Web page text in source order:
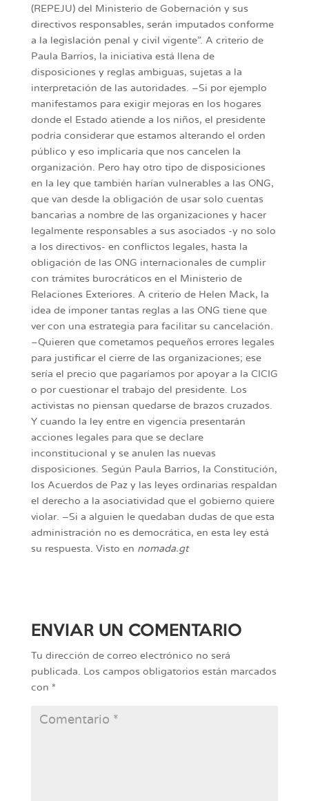
(REPEJU) del Ministerio de Gobernación y sus
directivos responsables, serán imputados conforme
a la legislación penal y civil vigente”. A criterio de
Paula Barrios, la iniciativa está llena de
disposiciones y reglas ambiguas, sujetas a la
interpretación de las autoridades. –Si por ejemplo
manifestamos para exigir mejoras en los hogares
donde el Estado atiende a los niños, el presidente
podría considerar que estamos alterando el orden
público y eso implicaría que nos cancelen la
organización. Pero hay otro tipo de disposiciones
en la ley que también harían vulnerables a las ONG,
que van desde la obligación de usar solo cuentas
bancarias a nombre de las organizaciones y hacer
legalmente responsables a sus asociados -y no solo
a los directivos- en conflictos legales, hasta la
obligación de las ONG internacionales de cumplir
con trámites burocráticos en el Ministerio de
Relaciones Exteriores. A criterio de Helen Mack, la
idea de imponer tantas reglas a las ONG tiene que
ver con una estrategia para facilitar su cancelación.
–Quieren que cometamos pequeños errores legales
para justificar el cierre de las organizaciones; ese
sería el precio que pagaríamos por apoyar a la CICIG
o por cuestionar el trabajo del presidente. Los
activistas no piensan quedarse de brazos cruzados.
Y cuando la ley entre en vigencia presentarán
acciones legales para que se declare
inconstitucional y se anulen las nuevas
disposiciones. Según Paula Barrios, la Constitución,
los Acuerdos de Paz y las leyes ordinarias respaldan
el derecho a la asociatividad que el gobierno quiere
violar. –Si a alguien le quedaban dudas de que esta
administración no es democrática, en esta ley está
su respuesta. Visto en nomada.gt
ENVIAR UN COMENTARIO
Tu dirección de correo electrónico no será
publicada. Los campos obligatorios están marcados
con *